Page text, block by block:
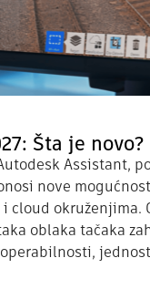
Šta je novo?
Assistant,
nove
cloud
oblaka tačaka